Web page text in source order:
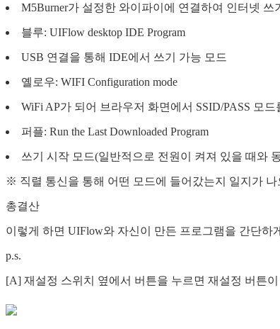
M5Burner가 설정한 와이파이에 연결하여 인터넷 쓰
블루: UIFlow desktop IDE Program
USB 연결을 통해 IDE에서 쓰기 가능 모드
옐로우: WIFI Configuration mode
WiFi AP가 되어 브라우저 화면에서 SSID/PASS 모
퍼플: Run the Last Downloaded Program
쓰기 시작 모드(일반적으로 전원이 켜져 있을 때와
※ 직렬 통신을 통해 어떤 모드에 들어갔는지 일지가
총결산
이렇게 하면 UIFlow와 자신이 만든 프로그램을 간단하
p.s.
[A] 재설정 스위치 옆에서 버튼을 누르면 재설정 버튼